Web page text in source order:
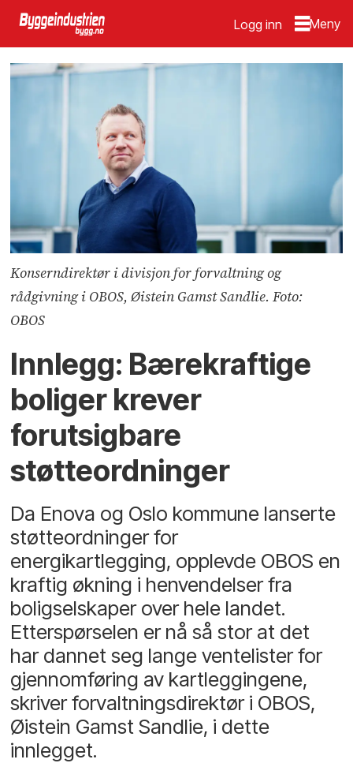
Logg inn
Konserndirektør i divisjon for forvaltning og
rådgivning i OBOS, Øistein Gamst Sandlie. Foto:
OBOS
Innlegg: Bærekraftige
boliger krever
forutsigbare
støtteordninger
Da Enova og Oslo kommune lanserte
støtteordninger for
energikartlegging, opplevde OBOS en
kraftig økning i henvendelser fra
boligselskaper over hele landet.
Etterspørselen er nå så stor at det
har dannet seg lange ventelister for
gjennomføring av kartleggingene,
skriver forvaltningsdirektør i OBOS,
Øistein Gamst Sandlie, i dette
innlegget.